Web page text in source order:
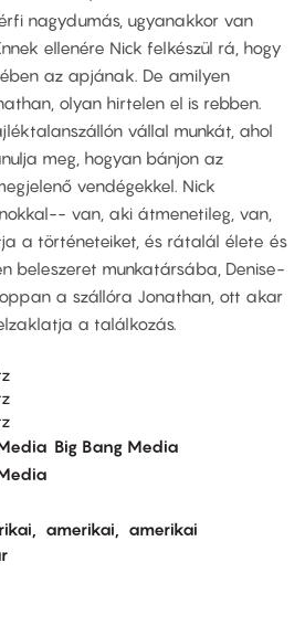
nagydumás, ugyanakkor van
ellenére Nick felkészül rá, hogy
az apjának. De amilyen
olyan hirtelen el is rebben.
vállal munkát, ahol
meg, hogyan bánjon az
vendégekkel. Nick
van, aki átmenetileg, van,
a történeteiket, és rátalál élete és
beleszeret munkatársába, Denise-
a szállóra Jonathan, ott akar
a találkozás.
Big Bang Media
amerikai
amerikai